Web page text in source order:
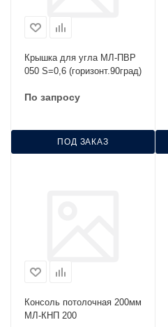
Крышка для угла МЛ-ПВР
050 S=0,6 (горизонт.90град)
По запросу
ПОД ЗАКАЗ
Консоль потолочная 200мм
МЛ-КНП 200